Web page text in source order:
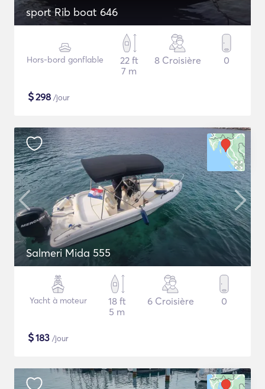
sport Rib boat 646
Hors-bord gonflable
22 ft
7 m
8 Croisière 0
$298 /jour
Salmeri Mida 555
Yacht à moteur
18 ft
5 m
6 Croisière 0
$183 /jour